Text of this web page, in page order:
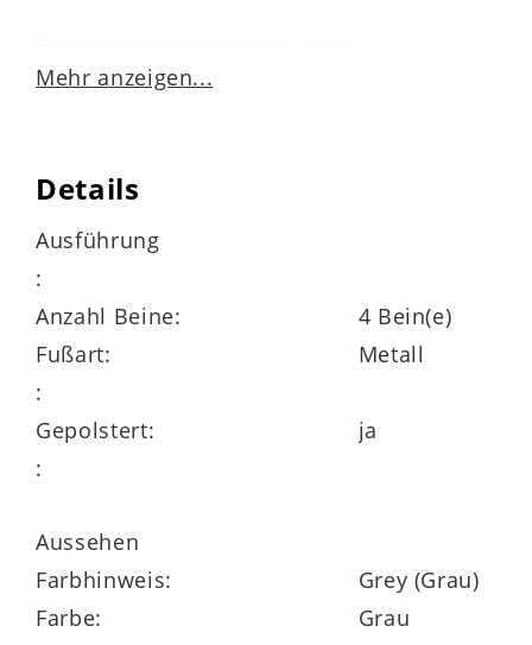
Schaumpolsterung auf
OEKO-TEX®-zertifizierter Bezugstoff
Abmessungen
ca. 109 x 43 x 74 cm
(B/LxHxT)
Das ist besonders:
nach Wunsch zusammenstellen und aus
zwei Sitztiefen und – höhen und vier
Fußvarianten in vielen Farben wählen
Mehr anzeigen...
Details
Ausführung
:
Anzahl Beine:
4 Bein(e)
Fußart:
Metall
:
Gepolstert:
ja
:
Aussehen
Farbhinweis:
Grey (Grau)
Farbe:
Grau